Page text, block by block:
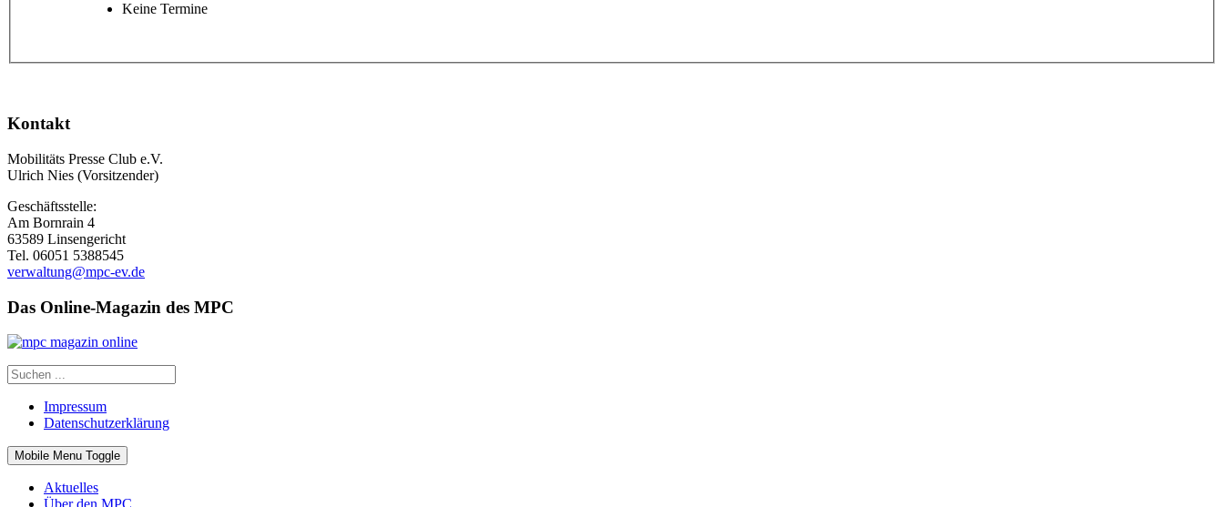
Keine Termine
Kontakt
Mobilitäts Presse Club e.V.
Ulrich Nies (Vorsitzender)
Geschäftsstelle:
Am Bornrain 4
63589 Linsengericht
Tel. 06051 5388545
verwaltung@mpc-ev.de
Das Online-Magazin des MPC
Impressum
Datenschutzerklärung
Mobile Menu Toggle
Aktuelles